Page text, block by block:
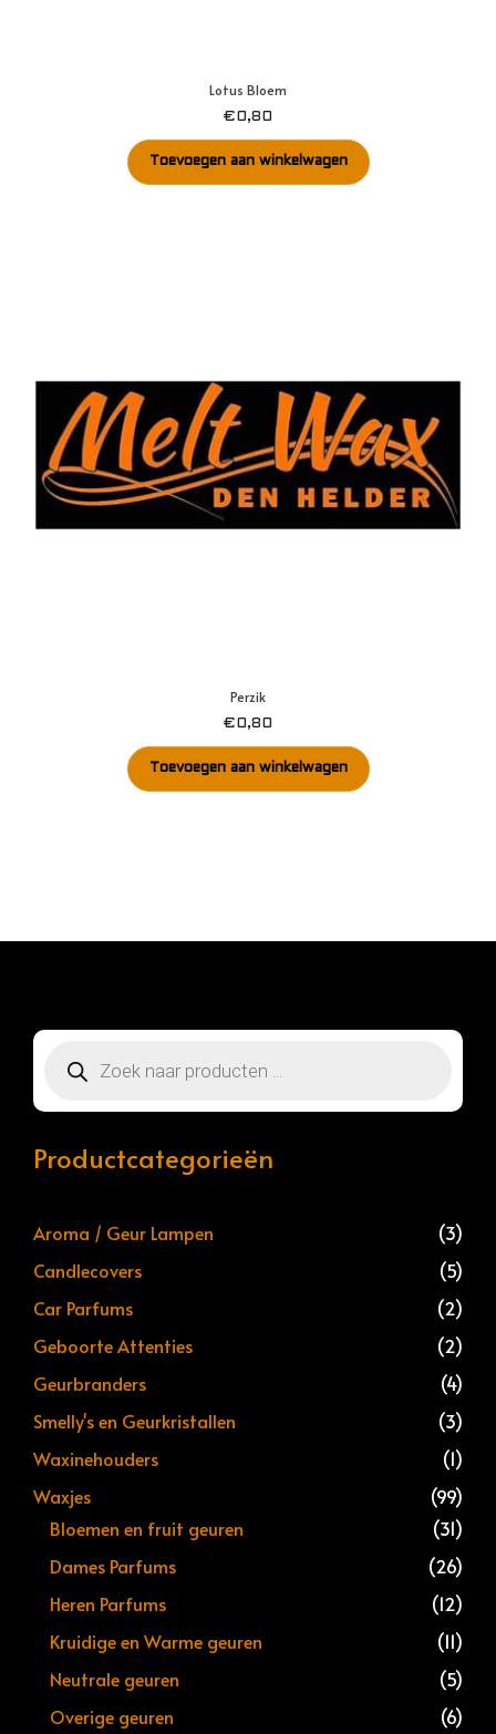
Lotus Bloem
€0,80
Toevoegen aan winkelwagen
Perzik
€0,80
Toevoegen aan winkelwagen
zoeken
Productcategorieën
Aroma / Geur Lampen
(3)
Candlecovers
(5)
Car Parfums
(2)
Geboorte Attenties
(2)
Geurbranders
(4)
Smelly's en Geurkristallen
(3)
Waxinehouders
(1)
Waxjes
(99)
Bloemen en fruit geuren
(31)
Dames Parfums
(26)
Heren Parfums
(12)
Kruidige en Warme geuren
(11)
Neutrale geuren
(5)
Overige geuren
(6)